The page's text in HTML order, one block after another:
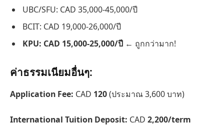
UBC/SFU: CAD 35,000-45,000/ปี
BCIT: CAD 19,000-26,000/ปี
KPU: CAD 15,000-25,000/ปี ← ถูกกว่ามาก!
ค่าธรรมเนียมอื่นๆ:
Application Fee: CAD 120(ประมาณ 3,600 บาท)
International Tuition Deposit: CAD 2,200/term